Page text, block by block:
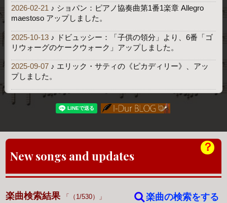
2026-02-21 ♪ ショパン：ピアノ協奏曲第1番1楽章 Allegro
maestoso アップしました。
2025-10-13 ♪ ドビュッシー：「子供の領分」より、6番「ゴ
リウォーグのケークウォーク」アップしました。
2025-09-07 ♪ エリック・サティの《ピカディリー》、アッ
プしました。
New songs and updates
？
楽曲の検索をする
楽曲検索結果 （1/530）